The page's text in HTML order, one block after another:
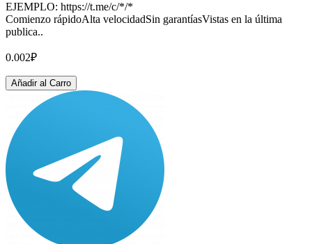
EJEMPLO: https://t.me/c/*/*
Comienzo rápidoAlta velocidadSin garantíasVistas en la última
publica..
0.002₽
Añadir al Carro